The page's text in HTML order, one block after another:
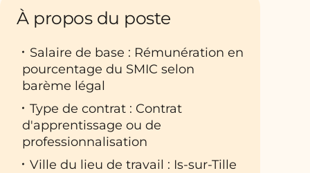
À propos du poste
Salaire de base : Rémunération en
pourcentage du SMIC selon
barème légal
Type de contrat : Contrat
d'apprentissage ou de
professionnalisation
Ville du lieu de travail : Is-sur-Tille